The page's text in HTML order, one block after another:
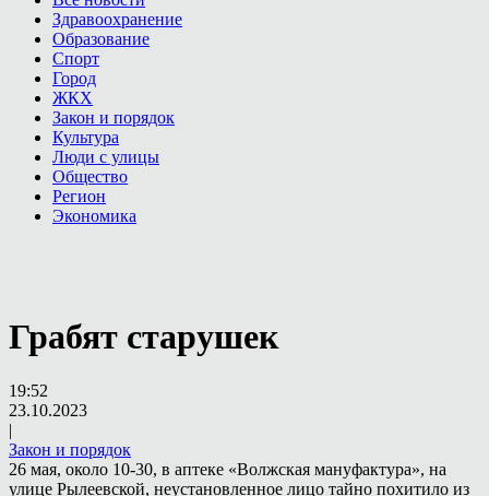
Здравоохранение
Образование
Спорт
Город
ЖКХ
Закон и порядок
Культура
Люди с улицы
Общество
Регион
Экономика
Грабят старушек
19:52
23.10.2023
|
Закон и порядок
26 мая, около 10-30, в аптеке «Волжская мануфактура», на
улице Рылеевской, неустановленное лицо тайно похитило из